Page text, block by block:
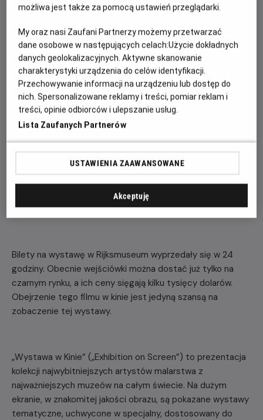
przypisywanych Vermeerowi. Po wystawie oprowadzi nas
Nigdy nie było w historii wystawy, na której zgromadzono
aż taką ilość dzieł Vermeera. Obrazy sprowadzono z
muzeów rozsianych po całym świecie. Wypożyczono je
między innymi z Narodowej Galerii Sztuki w Waszyngtonie,
Irlandzkiej Galerii Narodowej w Dublinie czy Galerii Obrazów
Starych Mistrzów w Dreźnie, a także z prywatnych kolekcji.
Po raz pierwszy w historii galeria Frick Collection z Nowego
Jorku wypożyczyła trzy obrazy Vermeera, podkreśla to
i jej służąca”, „Przerwana lekcja muzyki” oraz „Oficer i
śmiejąca się dziewczyna”.
Bilety na wystawę w Rijksmuseum wyprzedały się w 24
godziny. Obecnie wejściówki można dostać już tylko na
czarnym rynku, a ich ceny sięgają kilku tysięcy dolarów.
Obejrzenie tego filmu w kinie jest jedyną szansą na
zobaczenie tej wystawy.
„Wystawa w Kinie” („Exhibition on Screen”) to prezentacja
kolekcji najwybitniejszych artystów malarstwa z
najważniejszych muzeów na całym świecie. Na dużym
ekranie, w znakomitej jakości obrazu, są pokazane wystawy
tematyczne, uchwycone w specjalny, dostosowany do
możliwa jest także za pomocą ustawień przeglądarki.
My oraz nasi Zaufani Partnerzy możemy przetwarzać
dane osobowe w następujących celach:Użycie dokładnych
danych geolokalizacyjnych. Aktywne skanowanie
charakterystyki urządzenia do celów identyfikacji.
Przechowywanie informacji na urządzeniu lub dostęp do
nich. Spersonalizowane reklamy i treści, pomiar reklam i
treści, opinie odbiorców i ulepszanie usług.
Lista Zaufanych Partnerów
USTAWIENIA ZAAWANSOWANE
Akceptuję